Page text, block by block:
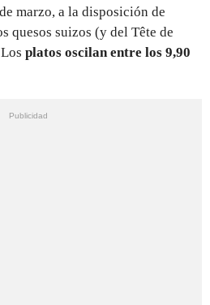
marzo, a la disposición de
quesos suizos (y del Tête de
platos oscilan entre los 9,90